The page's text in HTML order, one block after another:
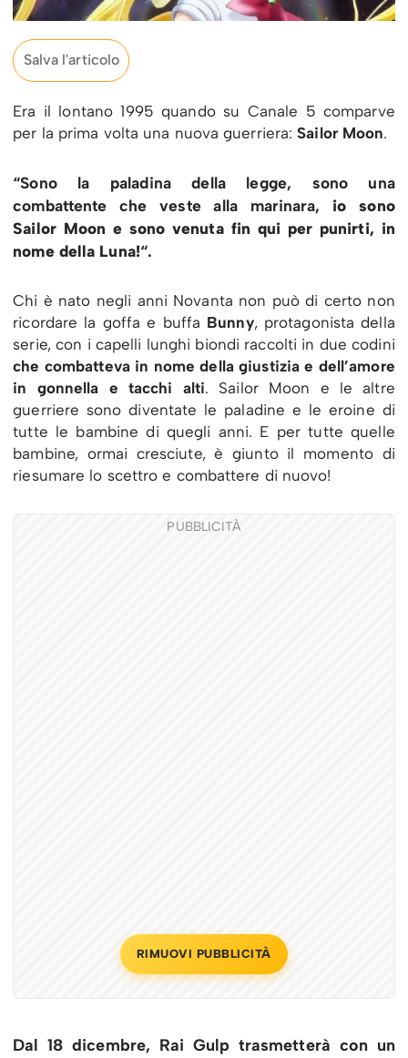
Salva l'articolo
Era il lontano 1995 quando su Canale 5 comparve
per la prima volta una nuova guerriera:Sailor Moon.
“Sono la paladina della legge, sono una
combattente che veste alla marinara, io sono
Sailor Moon e sono venuta fin qui per punirti, in
nome della Luna!“.
Chi è nato negli anni Novanta non può di certo non
ricordare la goffa e buffa Bunny, protagonista della
serie, con i capelli lunghi biondi raccolti in due codini
che combatteva in nome della giustizia e dell’amore
in gonnella e tacchi alti. Sailor Moon e le altre
guerriere sono diventate le paladine e le eroine di
tutte le bambine di quegli anni. E per tutte quelle
bambine, ormai cresciute, è giunto il momento di
riesumare lo scettro e combattere di nuovo!
PUBBLICITÀ
RIMUOVI PUBBLICITÀ
Dal 18 dicembre, Rai Gulp trasmetterà con un